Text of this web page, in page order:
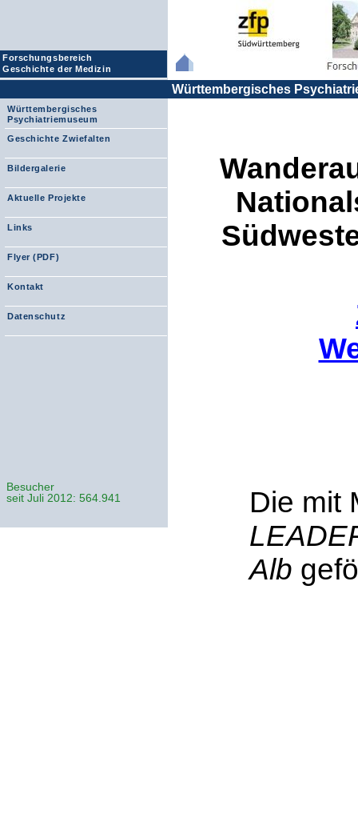
Forschungsbereich
Geschichte der Medizin
Württembergisches
Die mit
Alb
Württembergisches
Psychiatriemuseum
Geschichte Zwiefalten
Bildergalerie
Aktuelle Projekte
Links
Flyer (PDF)
Kontakt
Datenschutz
Besucher
seit Juli 2012: 564.941